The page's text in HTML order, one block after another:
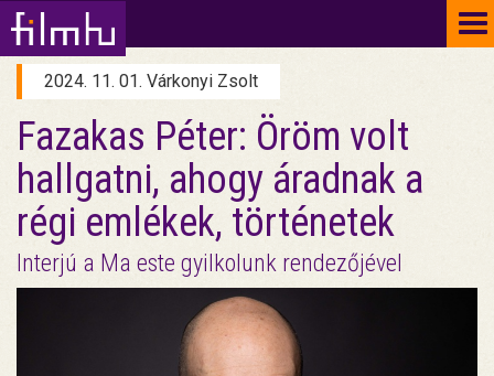
2024. 11. 01. Várkonyi Zsolt
Fazakas Péter: Öröm volt
hallgatni, ahogy áradnak a
régi emlékek, történetek
Interjú a Ma este gyilkolunk rendezőjével